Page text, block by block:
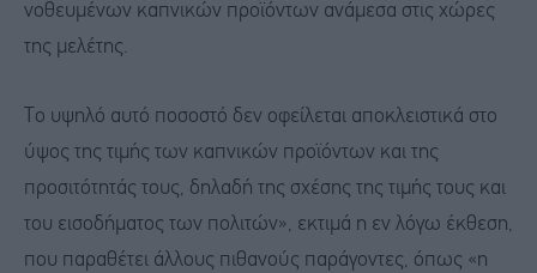
νοθευμένων καπνικών προϊόντων ανάμεσα στις χώρες
της μελέτης.
Το υψηλό αυτό ποσοστό δεν οφείλεται αποκλειστικά στο
ύψος της τιμής των καπνικών προϊόντων και της
προσιτότητάς τους, δηλαδή της σχέσης της τιμής τους και
του εισοδήματος των πολιτών», εκτιμά η εν λόγω έκθεση,
που παραθέτει άλλους πιθανούς παράγοντες, όπως «η